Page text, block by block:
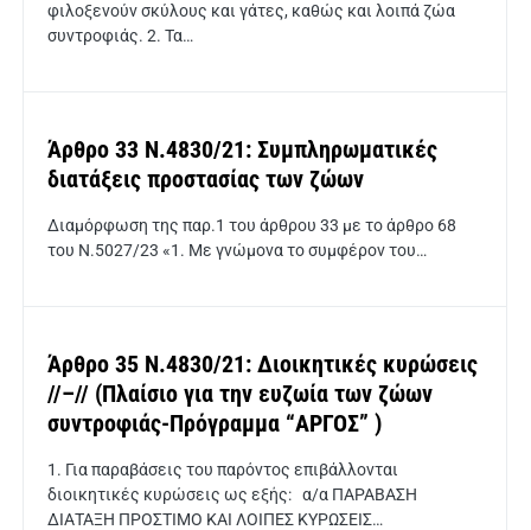
φιλοξενούν σκύλους και γάτες, καθώς και λοιπά ζώα
συντροφιάς. 2. Τα…
Άρθρο 33 Ν.4830/21: Συμπληρωματικές
διατάξεις προστασίας των ζώων
Διαμόρφωση της παρ.1 του άρθρου 33 με το άρθρο 68
του Ν.5027/23 «1. Με γνώμονα το συμφέρον του…
Άρθρο 35 Ν.4830/21: Διοικητικές κυρώσεις
//–// (Πλαίσιο για την ευζωία των ζώων
συντροφιάς-Πρόγραμμα “ΑΡΓΟΣ” )
1. Για παραβάσεις του παρόντος επιβάλλονται
διοικητικές κυρώσεις ως εξής: α/α ΠΑΡΑΒΑΣΗ
ΔΙΑΤΑΞΗ ΠΡΟΣΤΙΜΟ ΚΑΙ ΛΟΙΠΕΣ ΚΥΡΩΣΕΙΣ…